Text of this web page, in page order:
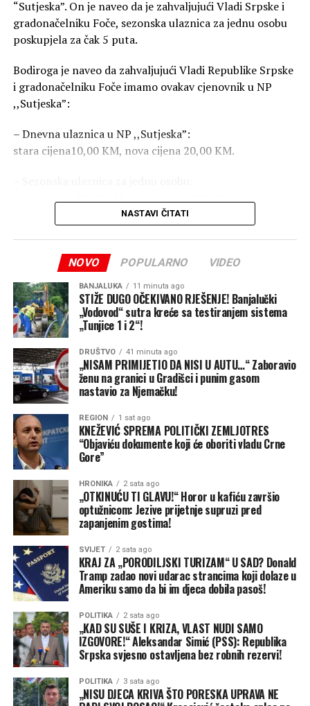
„Ovo nije prijedlog. Ovo je
zahtjev. Vrijeme je da vlast
preuzme odgovornost ili da
ode. Građani Republike
Srpske neće više trpjeti
neodgovornost,
oglašavanje na račun
njihove egzistencije“,
zaključio je Aleksandar
Simić.
“Sutjeska”. On je naveo da je zahvaljujući Vladi Srpske i
gradonačelniku Foče, sezonska ulaznica za jednu osobu
poskupjela za čak 5 puta.
Bodiroga je naveo da zahvaljujući Vladi Republike Srpske
i gradonačelniku Foče imamo ovakav cjenovnik u NP
,,Sutjeska”:
– Dnevna ulaznica u NP ,,Sutjeska”:
stara cijena10,00 KM, nova cijena 20,00 KM.
– Sezonska porodična ulaznica:
Stara cijena 50,00 KM, nova cijena 300,00 KM.
– Posebna taksa (dodatna) za ulaz u prašumu Perućicu je
70,00 KM.
– Ulaz na spomenik do sada se nije naplaćivao, od sada
5,00 KM po osobi.
– Postavljanje šatora 30,00 KM po danu
“Da li je istina da je u planu da se pravi benzinska
pumpa preko puta spomenika, a odmah pored restorana
Komlen, iako je riječ o lokaciji prvog i drugog stepena
zaštite?”, upitao je Bodiroga.
“Zar ne bi porodice sa troje ili više djece trebale biti
oslobođene porodične ulaznica od 300 KM? Grad Foča bi
mogao kao dio pronatalitetne politike da pokloni
porodicama sa troje i više djece godišnje ulaznice”,
predložio je Bodiroga.
On je podsjetio da je firmi “Agens” iz Teslića, koja je na
kraju prošle godine imala dva zaposlena radnika, Vlada
Republike Srpske odobrila zakup svih ugostiteljskih
objekata NP “Sutjeska” na 50 godina.
NASTAVI ČITATI
NOVO POPULARNO VIDEO
BANJALUKA 11 minuta ago
STIŽE DUGO OČEKIVANO RJEŠENJE! Banjalučki
„Vodovod“ sutra kreće sa testiranjem sistema
„Tunjice 1 i 2“!
DRUŠTVO 41 minuta ago
„NISAM PRIMIJETIO DA NISI U AUTU…“ Zaboravio
ženu na granici u Gradišci i punim gasom
nastavio za Njemačku!
REGION 1 sat ago
KNEŽEVIĆ SPREMA POLITIČKI ZEMLJOTRES
“Objaviću dokumente koji će oboriti vladu Crne
Gore”
HRONIKA 2 sata ago
„OTKINUĆU TI GLAVU!“ Horor u kafiću završio
optužnicom: Jezive prijetnje supruzi pred
zapanjenim gostima!
SVIJET 2 sata ago
KRAJ ZA „PORODILJSKI TURIZAM“ U SAD? Donald
Tramp zadao novi udarac strancima koji dolaze u
Ameriku samo da bi im djeca dobila pasoš!
POLITIKA 2 sata ago
„KAD SU SUŠE I KRIZA, VLAST NUDI SAMO
IZGOVORE!“ Aleksandar Simić (PSS): Republika
Srpska svjesno ostavljena bez robnih rezervi!
POLITIKA 3 sata ago
„NISU DJECA KRIVA ŠTO PORESKA UPRAVA NE